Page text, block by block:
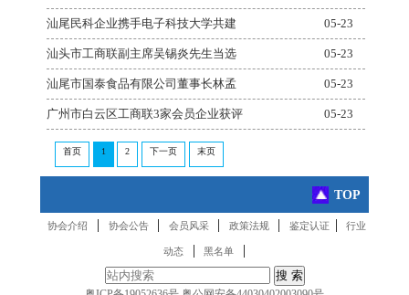
汕尾民科企业携手电子科技大学共建 05-23
汕头市工商联副主席吴锡炎先生当选 05-23
汕尾市国泰食品有限公司董事长林孟 05-23
广州市白云区工商联3家会员企业获评 05-23
首页 1 2 下一页 末页
TOP
协会介绍 | 协会公告 | 会员风采 | 政策法规 | 鉴定认证 | 行业
动态 | 黑名单 |